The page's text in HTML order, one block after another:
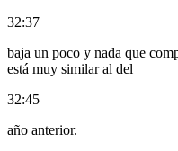
32:37
baja un poco y nada que
está muy similar al del
32:45
año anterior.